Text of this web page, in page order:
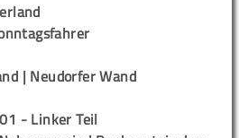
| Neudorfer Wand
- Linker Teil